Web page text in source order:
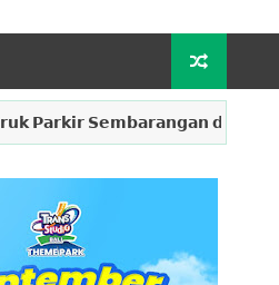
𝗦𝗲𝗺𝗯𝗮𝗿𝗮𝗻𝗴𝗮𝗻 𝗱𝗶 𝗧𝗲𝗿𝗺𝗶𝗻𝗮𝗹